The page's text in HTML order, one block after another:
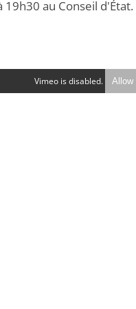
au Conseil d'État.
Vimeo is disabled. Allow